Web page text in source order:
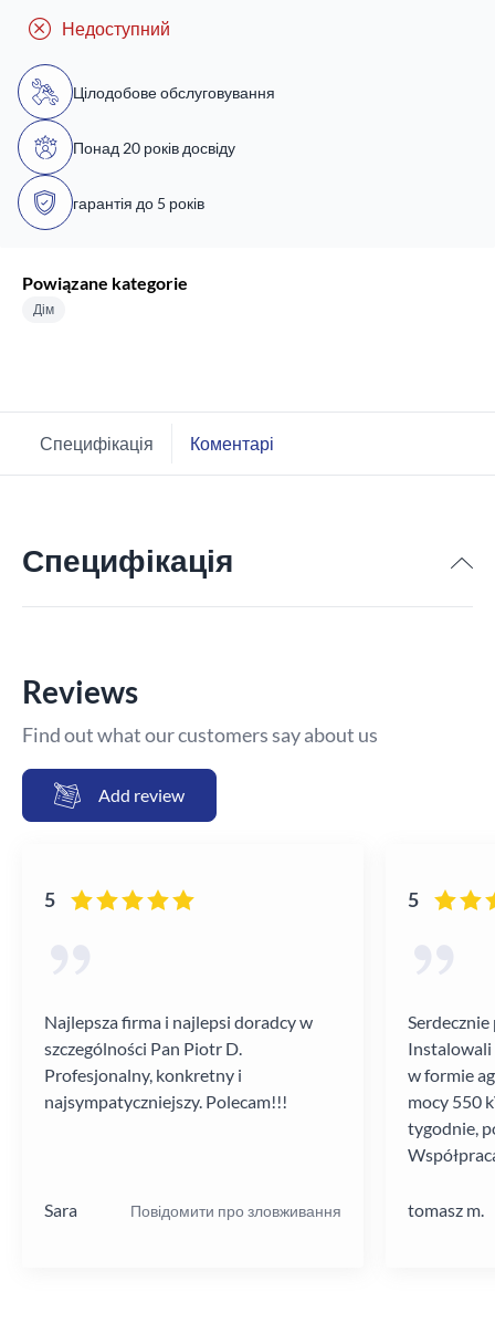
Недоступний
Цілодобове обслуговування
Понад 20 років досвіду
гарантія до 5 років
Powiązane kategorie
Дім
Специфікація Коментарі
Специфікація
Reviews
Find out what our customers say about us
Add review
5
Najlepsza firma i najlepsi doradcy w
szczególności Pan Piotr D.
Profesjonalny, konkretny i
najsympatyczniejszy. Polecam!!!
Sara Повідомити про зловживання
5
Instalowali
w formie
mocy 550
tygodnie,
tomasz m.